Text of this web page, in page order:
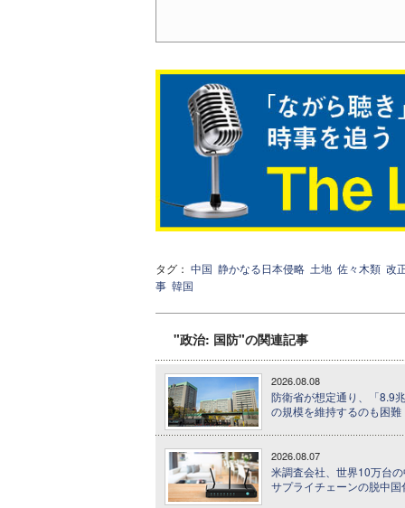
タグ： 中国 静かなる日本侵略 土地 佐々木類 改
事 韓国
"政治: 国防"の関連記事
2026.08.08
防衛省が想定通り、「8.9
の規模を維持するのも困難
2026.08.07
米調査会社、世界10万台
サプライチェーンの脱中